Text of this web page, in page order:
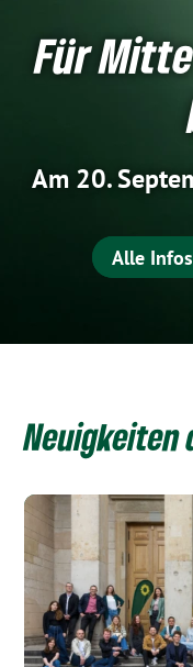
Für
Am 20.
Alle
Neuigkeiten